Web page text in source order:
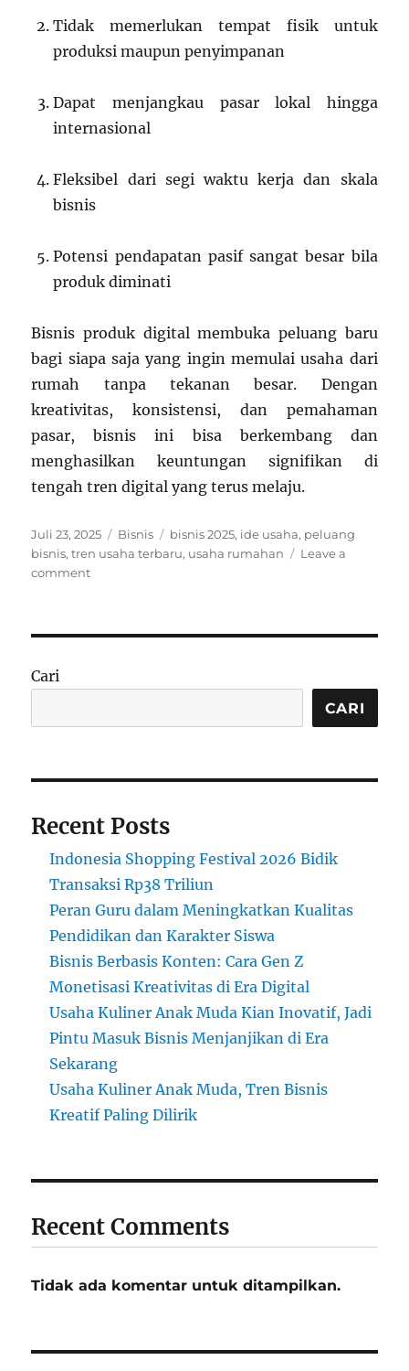
Tidak memerlukan tempat fisik untuk
produksi maupun penyimpanan
Dapat menjangkau pasar lokal hingga
internasional
Fleksibel dari segi waktu kerja dan skala
bisnis
Potensi pendapatan pasif sangat besar bila
produk diminati
Bisnis produk digital membuka peluang baru
bagi siapa saja yang ingin memulai usaha dari
rumah tanpa tekanan besar. Dengan
kreativitas, konsistensi, dan pemahaman
pasar, bisnis ini bisa berkembang dan
menghasilkan keuntungan signifikan di
tengah tren digital yang terus melaju.
Posted
on
Juli 23, 2025 Categories
Bisnis Tags
bisnis 2025, ide usaha, peluang
bisnis,tren usaha terbaru, usaha rumahan
Leave a
commenton
Ramai
Orang
Jalan
Rumah!
Cari
CARI
Recent Posts
Indonesia Shopping Festival 2026 Bidik
Transaksi Rp38 Triliun
Peran Guru dalam Meningkatkan Kualitas
Pendidikan dan Karakter Siswa
Bisnis Berbasis Konten: Cara Gen Z
Monetisasi Kreativitas di Era Digital
Usaha Kuliner Anak Muda Kian Inovatif, Jadi
Pintu Masuk Bisnis Menjanjikan di Era
Sekarang
Usaha Kuliner Anak Muda, Tren Bisnis
Kreatif Paling Dilirik
Recent Comments
Tidak ada komentar untuk ditampilkan.